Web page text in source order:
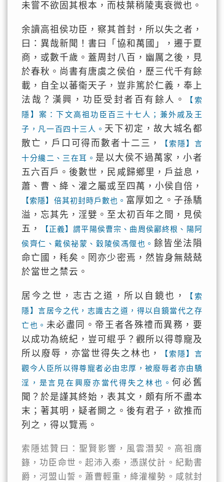
未嘗不欲固其根本，而枝葉稍陵夷衰微也。
余讀高祖侯功臣，察其首封，所以失之者，
曰：異哉新聞！書曰「協和萬國」，遷于夏
商，或數千歲。蓋周封八百，幽厲之後，見
於春秋。尚書有唐虞之侯伯，歷三代千有餘
載，自全以蕃衞天子，豈非篤於仁義，奉上
法哉？漢興，功臣受封者百有餘人。
【索
隱】案：下文高祖功臣百三十七人；兼外戚及王
子，凡一百四十三人。 天下初定，故大城名都
散亡，戶口可得而數者十二三，
【索隱】言
十分纔二、三在耳。 是以大侯不過萬家，小者
五六百戶。後數世，民咸歸鄉里，戶益息，
蕭、曹、絳、灌之屬或至四萬，小侯自倍，
【索隱】倍其初封時戶數也。 富厚如之。子孫驕
溢，忘其先，淫嬖。至太初百年之間，見侯
五，
【正義】謂平陽侯曹宗、曲周侯酈終根、陽阿
侯齊仁、戴侯祕蒙、穀陵侯馮偃也。 餘皆坐法隕
命亡國，秏矣。罔亦少密焉，然皆身無兢兢
於當世之禁云。
居今之世，志古之道，所以自鏡也，
【索
隱】言居今之代，志識古之道，得以自鏡當代之存
亡也。 未必盡同。帝王者各殊禮而異務，要
以成功為統紀，豈可緄乎？觀所以得尊寵及
所以廢辱，亦當世得失之林也，
【索隱】言
觀今人臣所以得尊寵者必由忠厚，被廢辱者亦由驕
淫，是言見在興廢亦當代得失之林也。何必舊
聞？於是謹其終始，表其文，頗有所不盡本
末；著其明，疑者闕之。後有君子，欲推而
列之，得以覽焉。
索隱述贊曰：聖賢影響，風雲潛契。高祖膺
籙，功臣命世。起沛入秦，憑謀仗計。紀勳書
爵，河盟山誓。蕭曹輕重，絳灌權勢。咸就封